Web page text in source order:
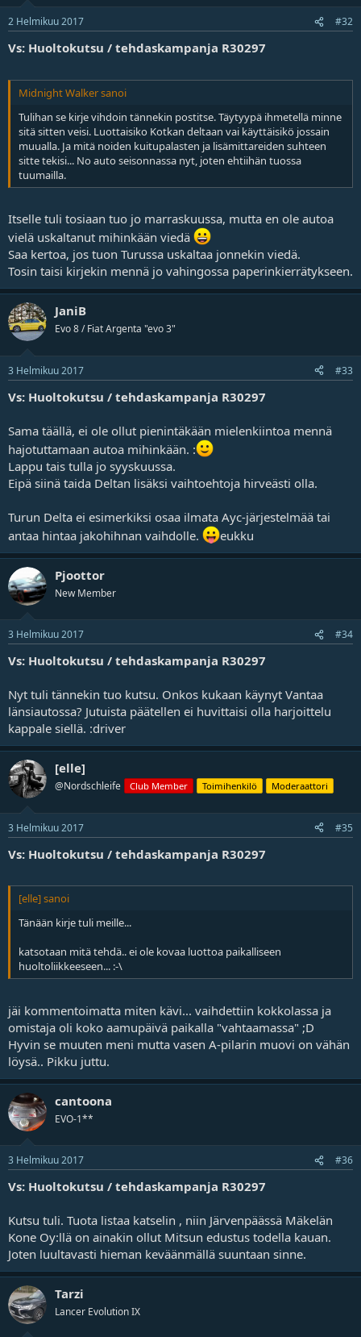
2 Helmikuu 2017 #32
Vs: Huoltokutsu / tehdaskampanja R30297
Midnight Walker sanoi
Tulihan se kirje vihdoin tännekin postitse. Täytyypä ihmetellä minne
sitä sitten veisi. Luottaisiko Kotkan deltaan vai käyttäisikö jossain
muualla. Ja mitä noiden kuitupalasten ja lisämittareiden suhteen
sitte tekisi... No auto seisonnassa nyt, joten ehtiihän tuossa
tuumailla.
Itselle tuli tosiaan tuo jo marraskuussa, mutta en ole autoa
vielä uskaltanut mihinkään viedä
Saa kertoa, jos tuon Turussa uskaltaa jonnekin viedä.
Tosin taisi kirjekin mennä jo vahingossa paperinkierrätykseen.
JaniB
Evo 8 / Fiat Argenta "evo 3"
3 Helmikuu 2017 #33
Vs: Huoltokutsu / tehdaskampanja R30297
Sama täällä, ei ole ollut pienintäkään mielenkiintoa mennä
hajotuttamaan autoa mihinkään. :
Lappu tais tulla jo syyskuussa.
Eipä siinä taida Deltan lisäksi vaihtoehtoja hirveästi olla.
Turun Delta ei esimerkiksi osaa ilmata Ayc-järjestelmää tai
antaa hintaa jakohihnan vaihdolle.
eukku
Pjoottor
New Member
3 Helmikuu 2017 #34
Vs: Huoltokutsu / tehdaskampanja R30297
Nyt tuli tännekin tuo kutsu. Onkos kukaan käynyt Vantaa
länsiautossa? Jutuista päätellen ei huvittaisi olla harjoittelu
kappale siellä. :driver
[elle]
@Nordschleife Club Member Toimihenkilö Moderaattori
3 Helmikuu 2017 #35
Vs: Huoltokutsu / tehdaskampanja R30297
[elle] sanoi
Tänään kirje tuli meille...
katsotaan mitä tehdä.. ei ole kovaa luottoa paikalliseen
huoltoliikkeeseen... :-\
jäi kommentoimatta miten kävi... vaihdettiin kokkolassa ja
omistaja oli koko aamupäivä paikalla "vahtaamassa" ;D
Hyvin se muuten meni mutta vasen A-pilarin muovi on vähän
löysä.. Pikku juttu.
cantoona
EVO-1**
3 Helmikuu 2017 #36
Vs: Huoltokutsu / tehdaskampanja R30297
Kutsu tuli. Tuota listaa katselin , niin Järvenpäässä Mäkelän
Kone Oy:llä on ainakin ollut Mitsun edustus todella kauan.
Joten luultavasti hieman keväänmällä suuntaan sinne.
Tarzi
Lancer Evolution IX